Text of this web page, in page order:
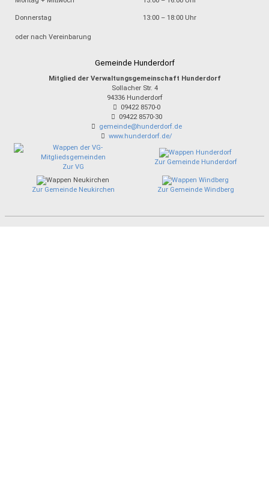
Donnerstag 13:00 – 18:00 Uhr
oder nach Vereinbarung
Gemeinde Hunderdorf
Mitglied der Verwaltungsgemeinschaft Hunderdorf
Sollacher Str. 4
94336 Hunderdorf
09422 8570-0
09422 8570-30
gemeinde@hunderdorf.de
www.hunderdorf.de/
Zur VG
Zur Gemeinde Hunderdorf
Zur Gemeinde Neukirchen Zur Gemeinde Windberg